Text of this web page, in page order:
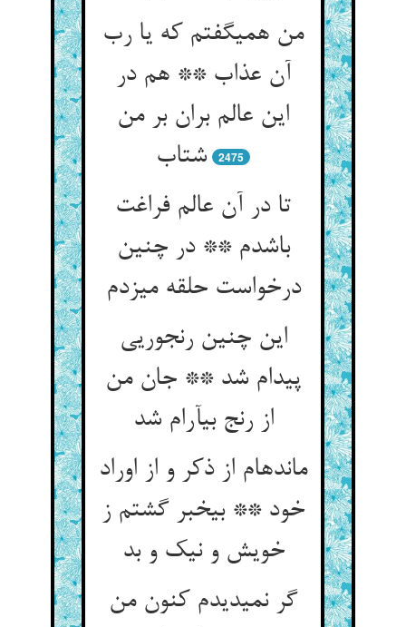
من همی‏گفتم که یا رب
آن عذاب ** هم در
این عالم بران بر من
شتاب‏
2475
تا در آن عالم فراغت
باشدم ** در چنین
درخواست حلقه می‏زدم‏
این چنین رنجوریی
پیدام شد ** جان من
از رنج بی‏آرام شد
مانده‏ام از ذکر و از اوراد
خود ** بی‏خبر گشتم ز
خویش و نیک و بد
گر نمی‏دیدم کنون من